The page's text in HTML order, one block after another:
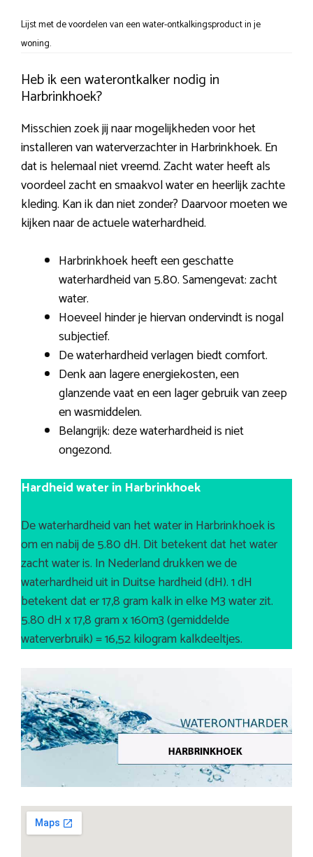
Lijst met de voordelen van een water-ontkalkingsproduct in je
woning.
Heb ik een waterontkalker nodig in
Harbrinkhoek?
Misschien zoek jij naar mogelijkheden voor het
installeren van waterverzachter in Harbrinkhoek. En
dat is helemaal niet vreemd. Zacht water heeft als
voordeel zacht en smaakvol water en heerlijk zachte
kleding. Kan ik dan niet zonder? Daarvoor moeten we
kijken naar de actuele waterhardheid.
Harbrinkhoek heeft een geschatte
waterhardheid van 5.80. Samengevat: zacht
water.
Hoeveel hinder je hiervan ondervindt is nogal
subjectief.
De waterhardheid verlagen biedt comfort.
Denk aan lagere energiekosten, een
glanzende vaat en een lager gebruik van zeep
en wasmiddelen.
Belangrijk: deze waterhardheid is niet
ongezond.
Hardheid water in Harbrinkhoek
De waterhardheid van het water in Harbrinkhoek is
om en nabij de 5.80 dH. Dit betekent dat het water
zacht water is. In Nederland drukken we de
waterhardheid uit in Duitse hardheid (dH). 1 dH
betekent dat er 17,8 gram kalk in elke M3 water zit.
5.80 dH x 17,8 gram x 160m3 (gemiddelde
waterverbruik) = 16,52 kilogram kalkdeeltjes.